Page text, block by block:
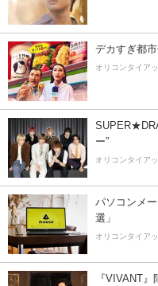
デカすぎ都
オリコンタイア
ー”
オリコンタイア
パソコンメ
選」
オリコンタイア
『VIVANT